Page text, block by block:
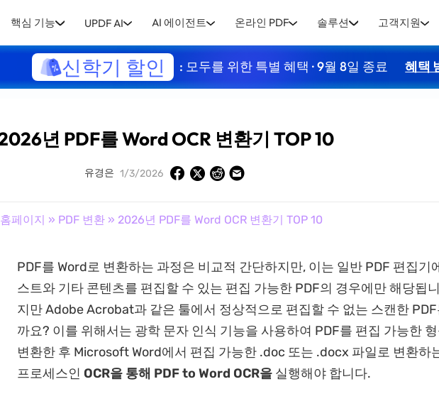
핵심 기능 UPDF AI AI 에이전트 온라인 PDF 솔루션 고객지원
신학기 할인 : 모두를 위한 특별 혜택 · 9월 8일 종료 혜택
년 PDF를 Word OCR 변환기 TOP 10
유경은 1/3/2026
홈페이지 » PDF 변환» 2026년 PDF를 Word OCR 변환기 TOP 10
PDF를 Word로 변환하는 과정은 비교적 간단하지만, 이는 일반 PDF 편집기
스트와 기타 콘텐츠를 편집할 수 있는 편집 가능한 PDF의 경우에만 해당됩
지만 Adobe Acrobat과 같은 툴에서 정상적으로 편집할 수 없는 스캔한 PDF
까요? 이를 위해서는 광학 문자 인식 기능을 사용하여 PDF를 편집 가능한
변환한 후 Microsoft Word에서 편집 가능한 .doc 또는 .docx 파일로 변환하
프로세스인 OCR을 통해 PDF to Word OCR을 실행해야 합니다.